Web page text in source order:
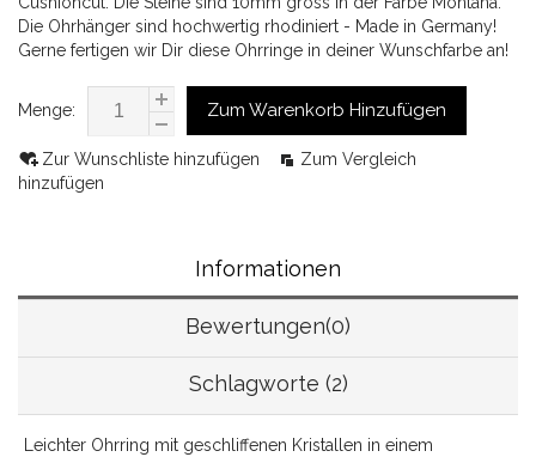
Die Ohrhänger sind hochwertig rhodiniert - Made in Germany!
Gerne fertigen wir Dir diese Ohrringe in deiner Wunschfarbe an!
Menge: Zum Warenkorb Hinzufügen
Zur Wunschliste hinzufügen
Zum Vergleich
hinzufügen
Informationen
Bewertungen(0)
Schlagworte (2)
Leichter Ohrring mit geschliffenen Kristallen in einem